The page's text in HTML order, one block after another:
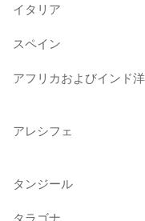
イタリア
スペイン
アフリカおよびインド洋
アレシフェ
タンジール